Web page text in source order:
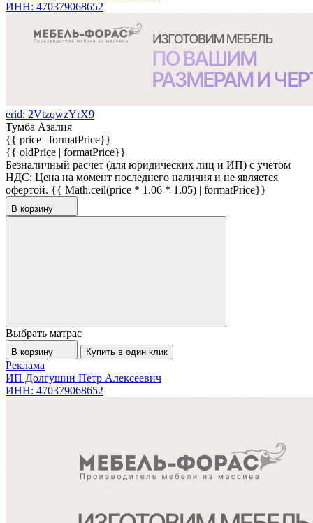
ИНН: 470379068652
erid: 2VtzqwzYrX9
Тумба Азалия
{{ price | formatPrice}}
{{ oldPrice | formatPrice}}
Безналичный расчет (для юридических лиц и ИП) с учетом
НДС: Цена на момент последнего наличия и не является
офертой. {{ Math.ceil(price * 1.06 * 1.05) | formatPrice}}
В корзину
Выбрать матрас
В корзину Купить в один клик
Реклама
ИП Долгушин Петр Алексеевич
ИНН: 470379068652